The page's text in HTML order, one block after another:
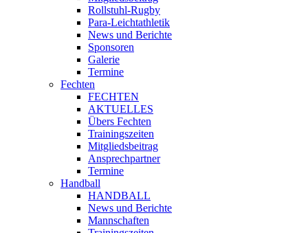
Rollstuhl-Rugby
Para-Leichtathletik
News und Berichte
Sponsoren
Galerie
Termine
Fechten
FECHTEN
AKTUELLES
Übers Fechten
Trainingszeiten
Mitgliedsbeitrag
Ansprechpartner
Termine
Handball
HANDBALL
News und Berichte
Mannschaften